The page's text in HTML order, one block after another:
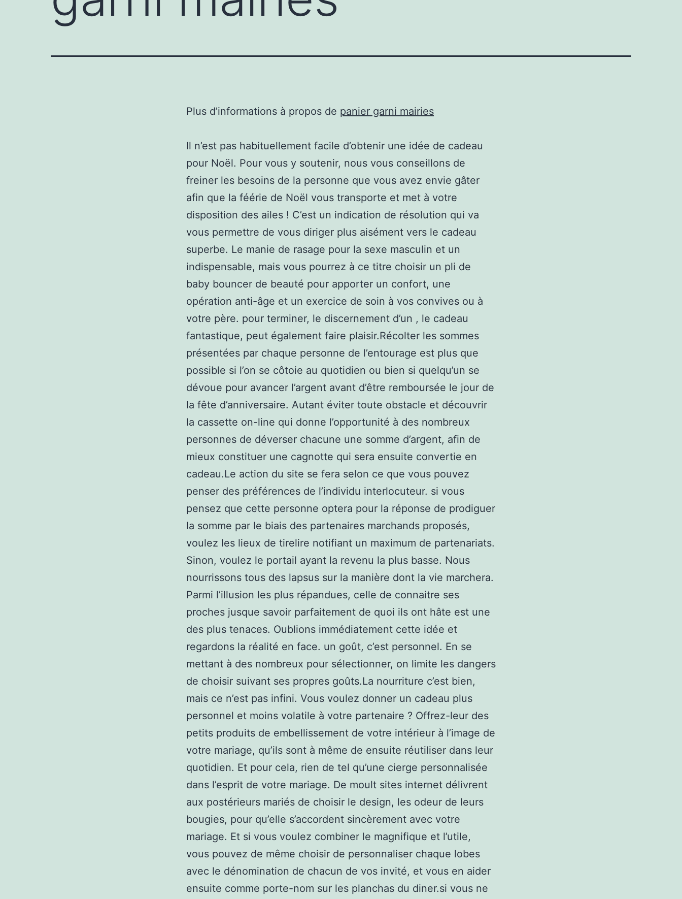
Plus d’informations à propos de panier garni mairies
Il n’est pas habituellement facile d’obtenir une idée de cadeau
pour Noël. Pour vous y soutenir, nous vous conseillons de
freiner les besoins de la personne que vous avez envie gâter
afin que la féérie de Noël vous transporte et met à votre
disposition des ailes ! C’est un indication de résolution qui va
vous permettre de vous diriger plus aisément vers le cadeau
superbe. Le manie de rasage pour la sexe masculin et un
indispensable, mais vous pourrez à ce titre choisir un pli de
baby bouncer de beauté pour apporter un confort, une
opération anti-âge et un exercice de soin à vos convives ou à
votre père. pour terminer, le discernement d’un , le cadeau
fantastique, peut également faire plaisir.Récolter les sommes
présentées par chaque personne de l’entourage est plus que
possible si l’on se côtoie au quotidien ou bien si quelqu’un se
dévoue pour avancer l’argent avant d’être remboursée le jour de
la fête d’anniversaire. Autant éviter toute obstacle et découvrir
la cassette on-line qui donne l’opportunité à des nombreux
personnes de déverser chacune une somme d’argent, afin de
mieux constituer une cagnotte qui sera ensuite convertie en
cadeau.Le action du site se fera selon ce que vous pouvez
penser des préférences de l’individu interlocuteur. si vous
pensez que cette personne optera pour la réponse de prodiguer
la somme par le biais des partenaires marchands proposés,
voulez les lieux de tirelire notifiant un maximum de partenariats.
Sinon, voulez le portail ayant la revenu la plus basse. Nous
nourrissons tous des lapsus sur la manière dont la vie marchera.
Parmi l’illusion les plus répandues, celle de connaitre ses
proches jusque savoir parfaitement de quoi ils ont hâte est une
des plus tenaces. Oublions immédiatement cette idée et
regardons la réalité en face. un goût, c’est personnel. En se
mettant à des nombreux pour sélectionner, on limite les dangers
de choisir suivant ses propres goûts.La nourriture c’est bien,
mais ce n’est pas infini. Vous voulez donner un cadeau plus
personnel et moins volatile à votre partenaire ? Offrez-leur des
petits produits de embellissement de votre intérieur à l’image de
votre mariage, qu’ils sont à même de ensuite réutiliser dans leur
quotidien. Et pour cela, rien de tel qu’une cierge personnalisée
dans l’esprit de votre mariage. De moult sites internet délivrent
aux postérieurs mariés de choisir le design, les odeur de leurs
bougies, pour qu’elle s’accordent sincèrement avec votre
mariage. Et si vous voulez combiner le magnifique et l’utile,
vous pouvez de même choisir de personnaliser chaque lobes
avec le dénomination de chacun de vos invité, et vous en aider
ensuite comme porte-nom sur les planchas du diner.si vous ne